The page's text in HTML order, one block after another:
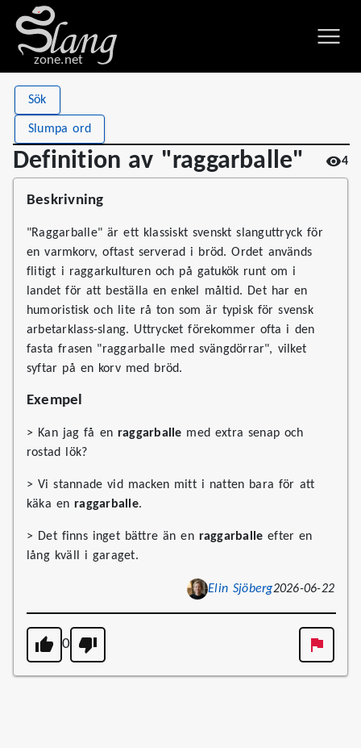
zone.net
Sök
Slumpa ord
Definition av "raggarballe" 4
Definition av "raggarballe"
Stat
Views
Definitions 1
Beskrivning
"Raggarballe" är ett klassiskt svenskt slanguttryck för
en varmkorv, oftast serverad i bröd. Ordet används
flitigt i raggarkulturen och på gatukök runt om i
landet för att beställa en enkel måltid. Det har en
humoristisk och lite rå ton som är typisk för svensk
arbetarklass-slang. Uttrycket förekommer ofta i den
fasta frasen "raggarballe med svängdörrar", vilket
syftar på en korv med bröd.
Exempel
> Kan jag få en raggarballe med extra senap och
rostad lök?
> Vi stannade vid macken mitt i natten bara för att
käka enraggarballe.
> Det finns inget bättre än en raggarballe efter en
lång kväll i garaget.
Elin Sjöberg2026-06-22
0